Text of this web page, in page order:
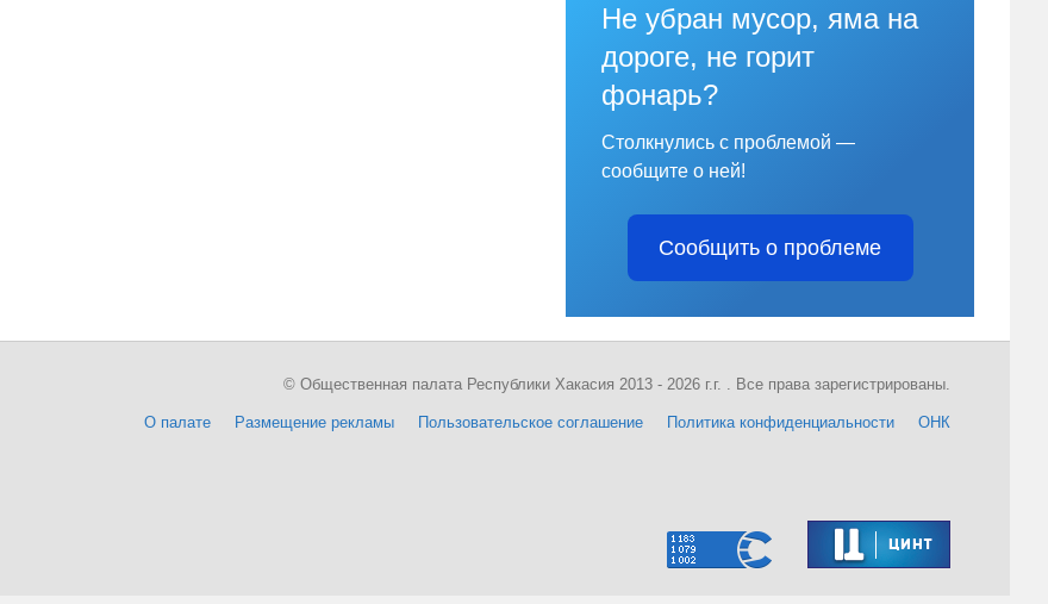
Не убран мусор, яма на
дороге, не горит
фонарь?
Столкнулись с проблемой —
сообщите о ней!
Сообщить о проблеме
О палате Размещение рекламы Пользовательское соглашение Политика конфиденциальности ОНК
© Общественная палата Республики Хакасия 2013 - 2026 г.г. . Все права зарегистрированы.